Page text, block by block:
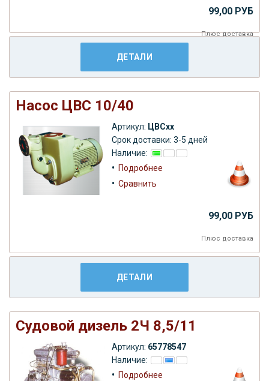
99,00 РУБ
Плюсдоставка
ДЕТАЛИ
Насос ЦВС 10/40
Артикул: ЦВСхх
Срок доставки: 3-5 дней
Наличие:
• Подробнее
• Сравнить
99,00 РУБ
Плюс доставка
ДЕТАЛИ
Судовой дизель 2Ч 8,5/11
Артикул: 65778547
Наличие:
• Подробнее